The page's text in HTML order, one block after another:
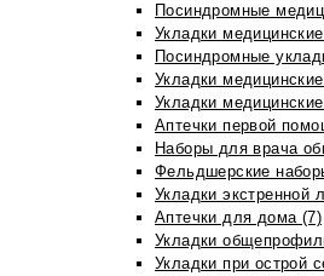
Посиндромные
Укладки
Посиндромные
Укладки
Укладки
Аптечки первой
Наборы для врача
Фельдшерские
Укладки экстренной
Аптечки для дома (7)
Укладки
Укладки при острой